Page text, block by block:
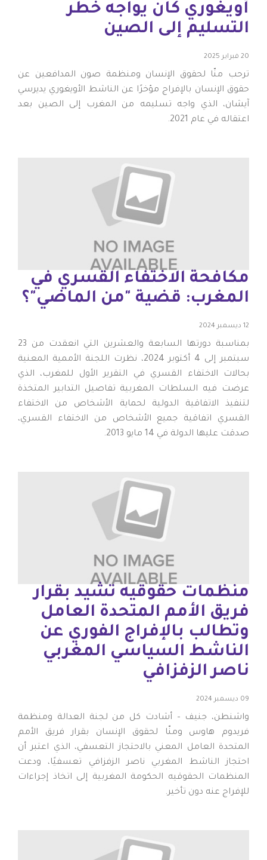
أويغوري كان يواجه خطر
التسليم إلى الصين
20 فبراير 2025
ترحب منّا لحقوق الإنسان ومنظمة صون المدافعين عن
حقوق الإنسان بالإفراج مؤخرًا عن الناشط الأويغوري يديرسي
آيشان، الذي واجه تسليمه من المغرب إلى الصين بعد
اعتقاله في عام 2021.
مكافحة الاختفاء القسري في
المغرب: قضية "من الماضي"؟
12 ديسمبر 2024
بمناسبة دورتها السابعة والعشرين التي انعقدت من 23
سبتمبر إلى 4 أكتوبر 2024، نظرت اللجنة الأممية المعنية
بحالات الاختفاء القسري في التقرير الأول للمغرب، الذي
عرضت فيه السلطات المغربية تفاصيل التدابير المتخذة
لتنفيذ الاتفاقية الدولية لحماية الأشخاص من الاختفاء
القسري اتفاقية جميع الأشخاص من الاختفاء القسري،
صدقت عليها الدولة في 14 مايو 2013.
منظمات حقوقيه تشيد بقرار
فريق الأمم المتحدة العامل
وتطالب بالإفراج الفوري عن
الناشط السياسي المغربي
ناصر الزفزافي
09 ديسمبر 2024
واشنطن، جنيف – أشادت كل من لجنة العدالة ومنظمة
فريدوم هاوس ومنّا لحقوق الإنسان بقرار فريق الأمم
المتحدة العامل المعني بالاحتجاز التعسفي، الذي اعتبر أن
احتجاز الناشط المغربي ناصر الزفزافي تعسفيًا، ودعت
المنظمات الحقوقيه الحكومة المغربية إلى اتخاذ إجراءات
للإفراج عنه دون تأخير.